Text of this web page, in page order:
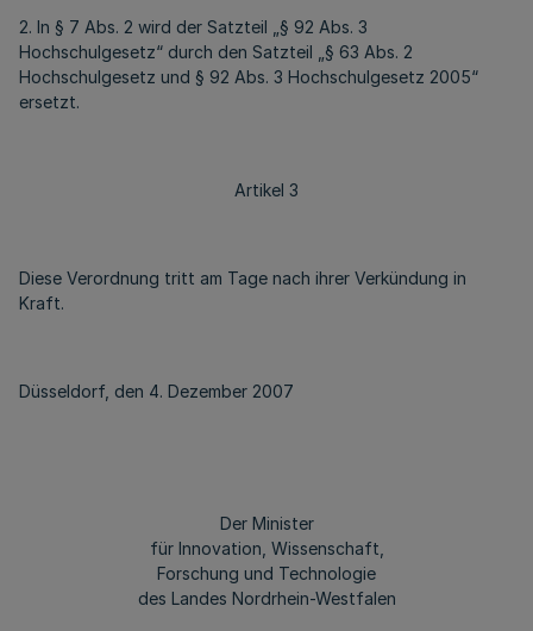
2. In § 7 Abs. 2 wird der Satzteil „§ 92 Abs. 3
Hochschulgesetz“ durch den Satzteil „§ 63 Abs. 2
Hochschulgesetz und § 92 Abs. 3 Hochschulgesetz 2005“
ersetzt.
Artikel 3
Diese Verordnung tritt am Tage nach ihrer Verkündung in
Kraft.
Düsseldorf, den 4. Dezember 2007
Der Minister
für Innovation, Wissenschaft,
Forschung und Technologie
des Landes Nordrhein-Westfalen